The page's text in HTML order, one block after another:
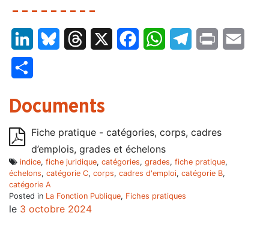
– – – – – – – – –
LinkedInBluesky Threads FacebookWhatsAppTelegram
Print
Documents
Fiche pratique - catégories, corps, cadres
d’emplois, grades et échelons
indice, fiche juridique, catégories, grades, fiche pratique,
échelons, catégorie C, corps, cadres d'emploi, catégorie B,
catégorie A
Posted in La Fonction Publique, Fiches pratiques
le 3 octobre 2024